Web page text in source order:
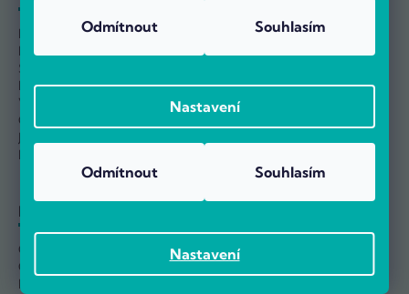
Nastavení
Odmítnout Souhlasím
Nastavení
Odmítnout Souhlasím
Možnosti dopravy
Možnosti platby
Splátkový prodej
Průvodce reklamací
Výměna a vrácení
Odstoupit od smlouvy
Jak nakupovat
Nejčastější dotazy
Kontakty
Reference
Velkoobchod
Informace
Obchodní podmínky
Ochrana osobních údajů
Informace o používání cookies